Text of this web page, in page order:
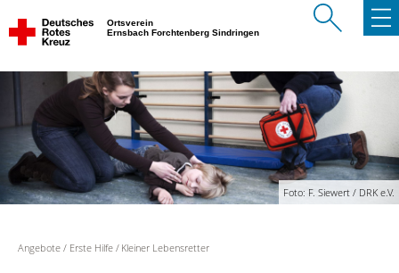
Ortsverein
Ernsbach Forchtenberg Sindringen
Foto: F. Siewert / DRK e.V.
Angebote Erste Hilfe Kleiner Lebensretter